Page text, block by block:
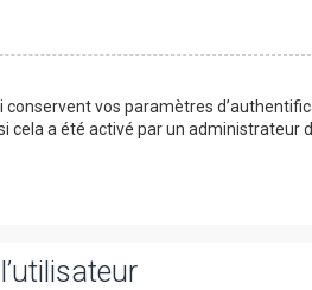
conservent vos paramètres
cela a été activé par un